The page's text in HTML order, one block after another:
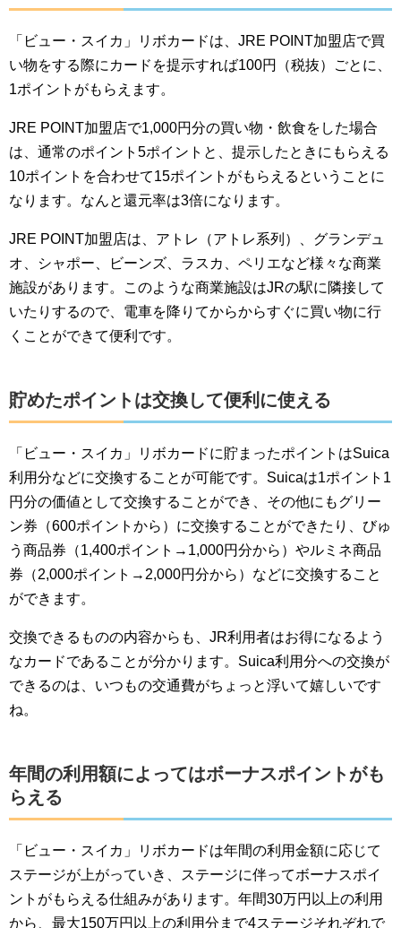
「ビュー・スイカ」リボカードは、JRE POINT加盟店で買
い物をする際にカードを提示すれば100円（税抜）ごとに、
1ポイントがもらえます。
JRE POINT加盟店で1,000円分の買い物・飲食をした場合
は、通常のポイント5ポイントと、提示したときにもらえる
10ポイントを合わせて15ポイントがもらえるということに
なります。なんと還元率は3倍になります。
JRE POINT加盟店は、アトレ（アトレ系列）、グランデュ
オ、シャポー、ビーンズ、ラスカ、ペリエなど様々な商業
施設があります。このような商業施設はJRの駅に隣接して
いたりするので、電車を降りてからからすぐに買い物に行
くことができて便利です。
貯めたポイントは交換して便利に使える
「ビュー・スイカ」リボカードに貯まったポイントはSuica
利用分などに交換することが可能です。Suicaは1ポイント1
円分の価値として交換することができ、その他にもグリー
ン券（600ポイントから）に交換することができたり、びゅ
う商品券（1,400ポイント→1,000円分から）やルミネ商品
券（2,000ポイント→2,000円分から）などに交換すること
ができます。
交換できるものの内容からも、JR利用者はお得になるよう
なカードであることが分かります。Suica利用分への交換が
できるのは、いつもの交通費がちょっと浮いて嬉しいです
ね。
年間の利用額によってはボーナスポイントがも
らえる
「ビュー・スイカ」リボカードは年間の利用金額に応じて
ステージが上がっていき、ステージに伴ってボーナスポイ
ントがもらえる仕組みがあります。年間30万円以上の利用
から、最大150万円以上の利用分まで4ステージそれぞれで